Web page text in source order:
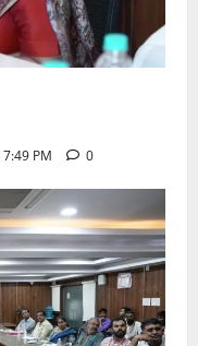
PM 0